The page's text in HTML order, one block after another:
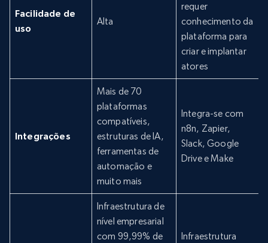
Facilidade de
uso
Alta
requer
conhecimento da
plataforma para
criar e implantar
atores
Integrações
Mais de 70
plataformas
compatíveis,
estruturas de IA,
ferramentas de
automação e
muito mais
Integra-se com
n8n, Zapier,
Slack, Google
Drive e Make
Infraestrutura de
nível empresarial
com 99,99% de
Infraestrutura